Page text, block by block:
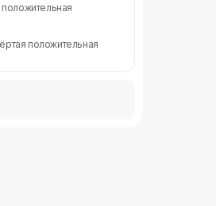
положительная
положительная